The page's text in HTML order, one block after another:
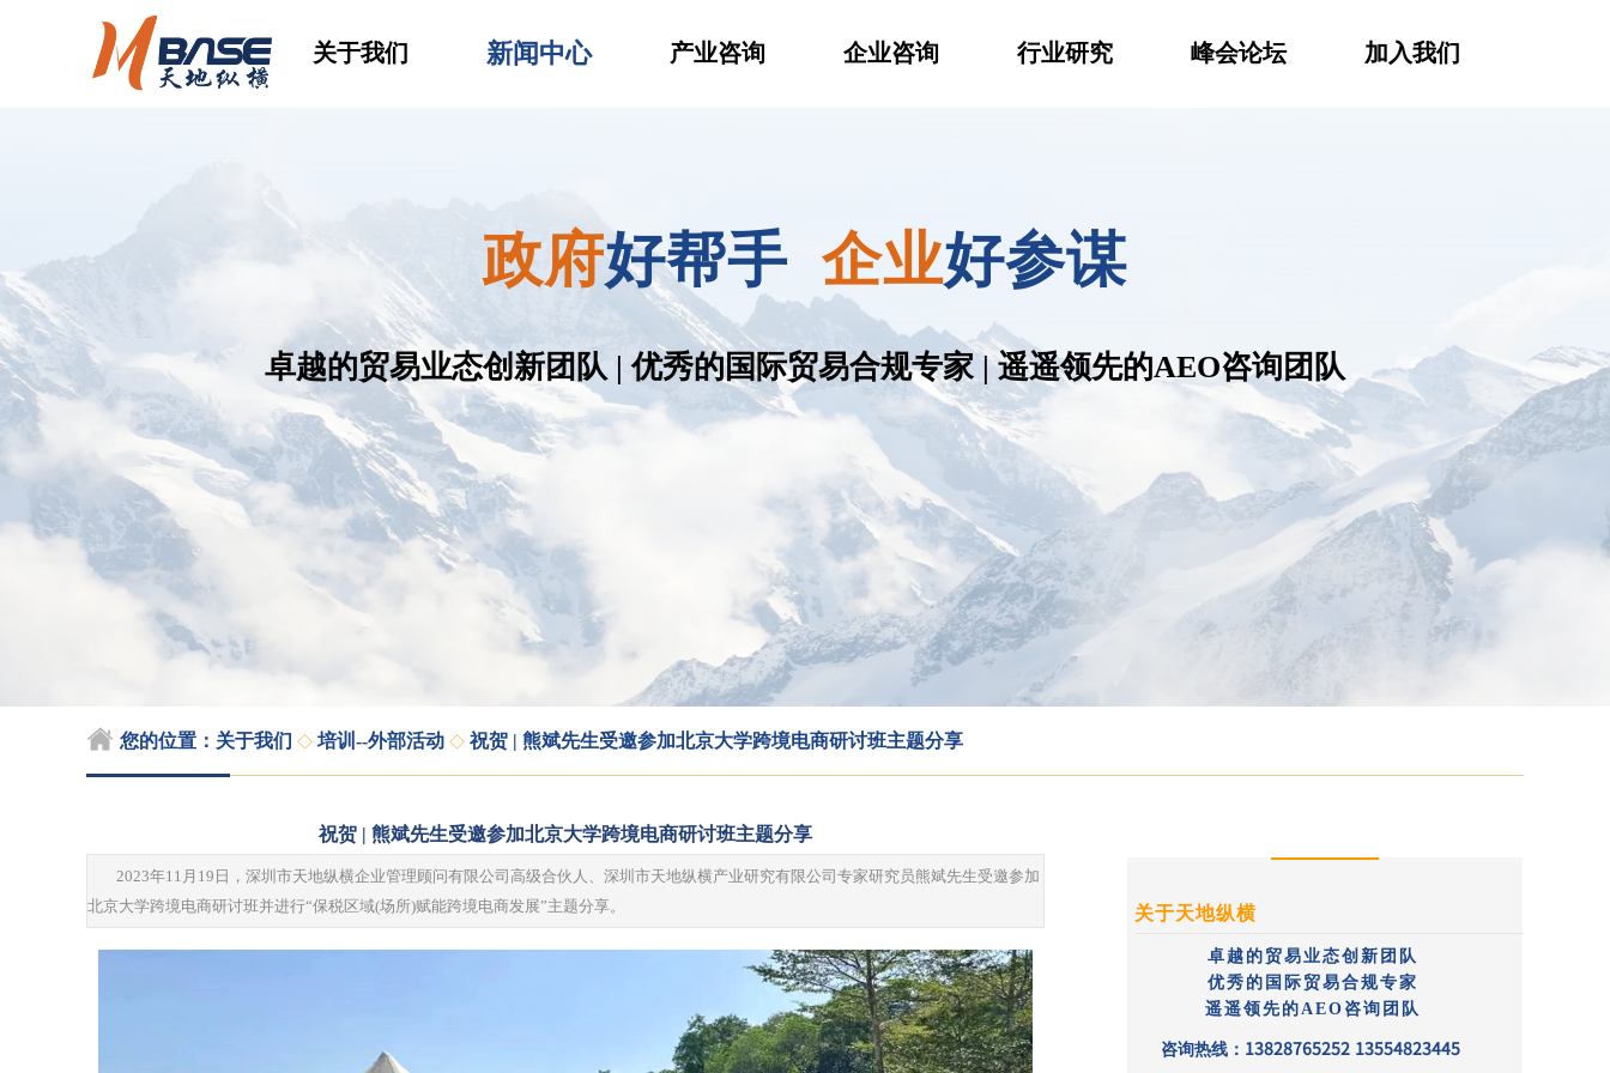
关于我们 新闻中心 产业咨询 企业咨询 行业研究 峰会论坛 加入我们
政府好帮手 企业好参谋
卓越的贸易业态创新团队 | 优秀的国际贸易合规专家 | 遥遥领先的AEO咨询团队
您的位置： 关于我们 ◇ 培训--外部活动 ◇ 祝贺 | 熊斌先生受邀参加北京大学跨境电商研讨班主题分享
祝贺 | 熊斌先生受邀参加北京大学跨境电商研讨班主题分享
2023年11月19日，深圳市天地纵横企业管理顾问有限公司高级合伙人、深圳市天地纵横产业研究有限公司专家研究员熊斌先生受邀参加
北京大学跨境电商研讨班并进行“保税区域(场所)赋能跨境电商发展”主题分享。
关于天地纵横
卓越的贸易业态创新团队
优秀的国际贸易合规专家
遥遥领先的AEO 咨询团队
咨询热线： 13828765252 13554823445